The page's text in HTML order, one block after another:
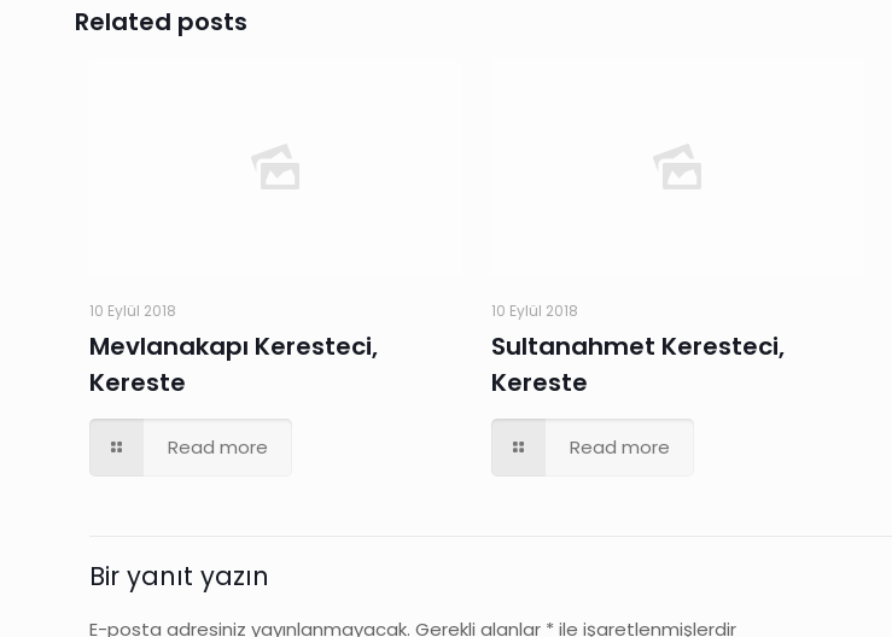
Related posts
10 Eylül 2018
Mevlanakapı Keresteci,
Kereste
Read more
10 Eylül 2018
Sultanahmet Keresteci,
Kereste
Read more
Bir yanıt yazın
E-posta adresiniz yayınlanmayacak. Gerekli alanlar * ile işaretlenmişlerdir